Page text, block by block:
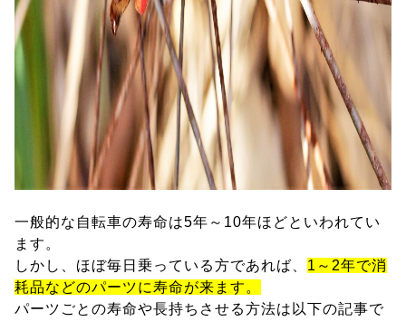
一般的な自転車の寿命は5年～10年ほどといわれてい
ます。
しかし、ほぼ毎日乗っている方であれば、 1～2年で消
耗品などのパーツに寿命が来ます。
パーツごとの寿命や長持ちさせる方法は以下の記事で